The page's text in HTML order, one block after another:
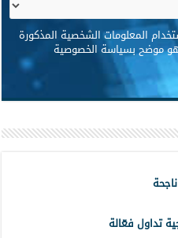
المعلومات الشخصية المذكورة
هو موضح بسياسة الخصوصية
تداول فعّالة